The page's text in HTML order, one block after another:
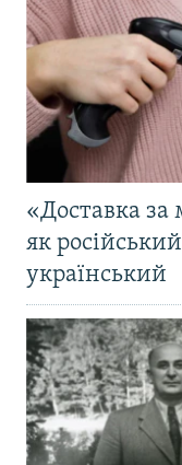
«Доставка за
як
український